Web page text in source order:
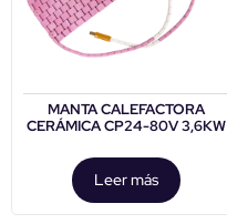
MANTA CALEFACTORA
CERÁMICA CP24-80V 3,6KW
Leer más